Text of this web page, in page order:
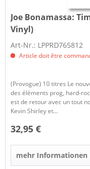
Joe Bonamassa:
Vinyl)
Art-Nr.: LPPRD765812
Article doit être
(Provogue) 10 titres Le
des éléments prog, hard-
est de retour avec un tout
Kevin Shirley et...
32,95 €
mehr Informationen